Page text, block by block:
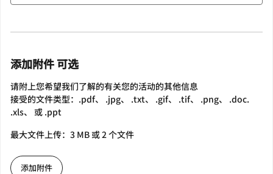
添加附件 可选
请附上您希望我们了解的有关您的活动的其他信息
接受的文件类型：.pdf、 .jpg、 .txt、 .gif、 .tif、 .png、 .doc.
.xls、 或 .ppt
最大文件上传：3 MB 或 2 个文件
添加附件